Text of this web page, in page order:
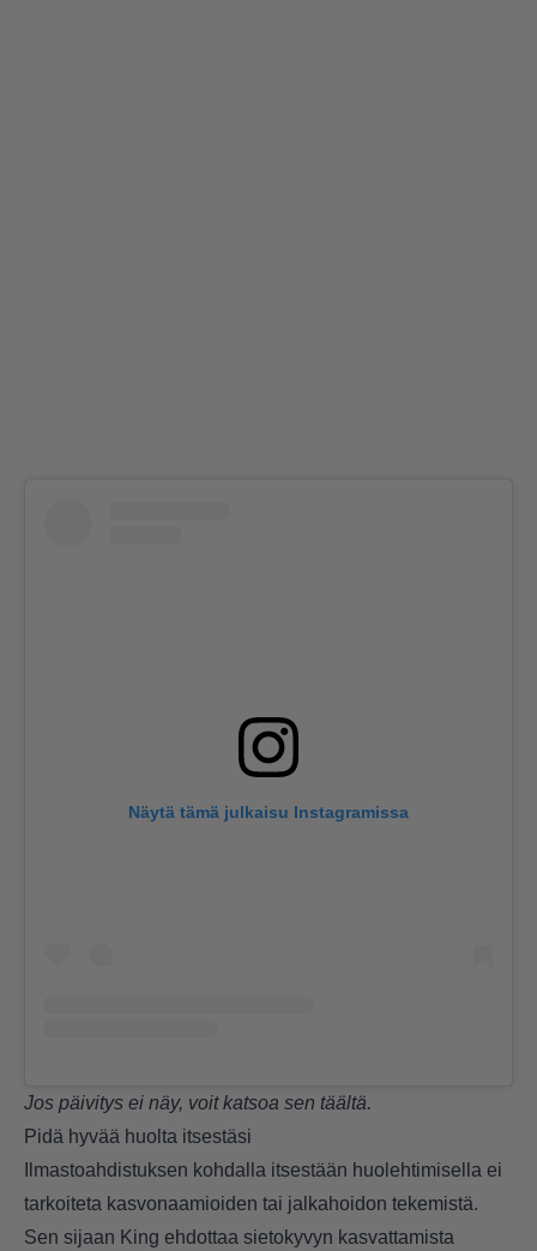
Näytä tämä julkaisu Instagramissa
Jos päivitys ei näy, voit katsoa sen täältä.
Pidä hyvää huolta itsestäsi
Ilmastoahdistuksen kohdalla itsestään huolehtimisella ei
tarkoiteta kasvonaamioiden tai jalkahoidon tekemistä.
Sen sijaan King ehdottaa sietokyvyn kasvattamista